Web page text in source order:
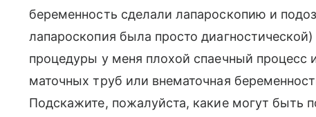
беременность сделали лапароскопию и
лапароскопия была просто диагностической)
процедуры у меня плохой спаечный процесс
маточных труб или внематочная
Подскажите, пожалуйста, какие могут быть